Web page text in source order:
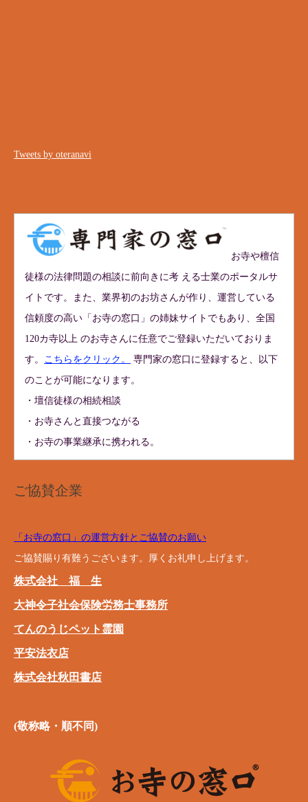
Tweets by oteranavi
お寺や檀信
徒様の法律問題の相談に前向きに考 える士業のポータルサ
イトです。また、業界初のお坊さんが作り、運営している
信頼度の高い「お寺の窓口」の姉妹サイトでもあり、全国
120カ寺以上 のお寺さんに任意でご登録いただいておりま
す。 こちらをクリック。
専門家の窓口に登録すると、以下
のことが可能になります。
・壇信徒様の相続相談
・お寺さんと直接つながる
・お寺の事業継承に携われる。
ご協賛企業
「お寺の窓口」の運営方針とご協賛のお願い
ご協賛賜り有難うございます。厚くお礼申し上げます。
株式会社 福 生
大神令子社会保険労務士事務所
てんのうじペット霊園
平安法衣店
株式会社秋田書店
(敬称略・順不同)